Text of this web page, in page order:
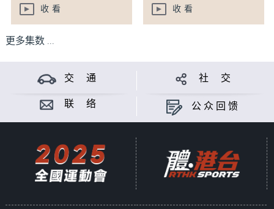
收看 收看
更多集数 ...
交 通 社 交
联 络 公众回馈